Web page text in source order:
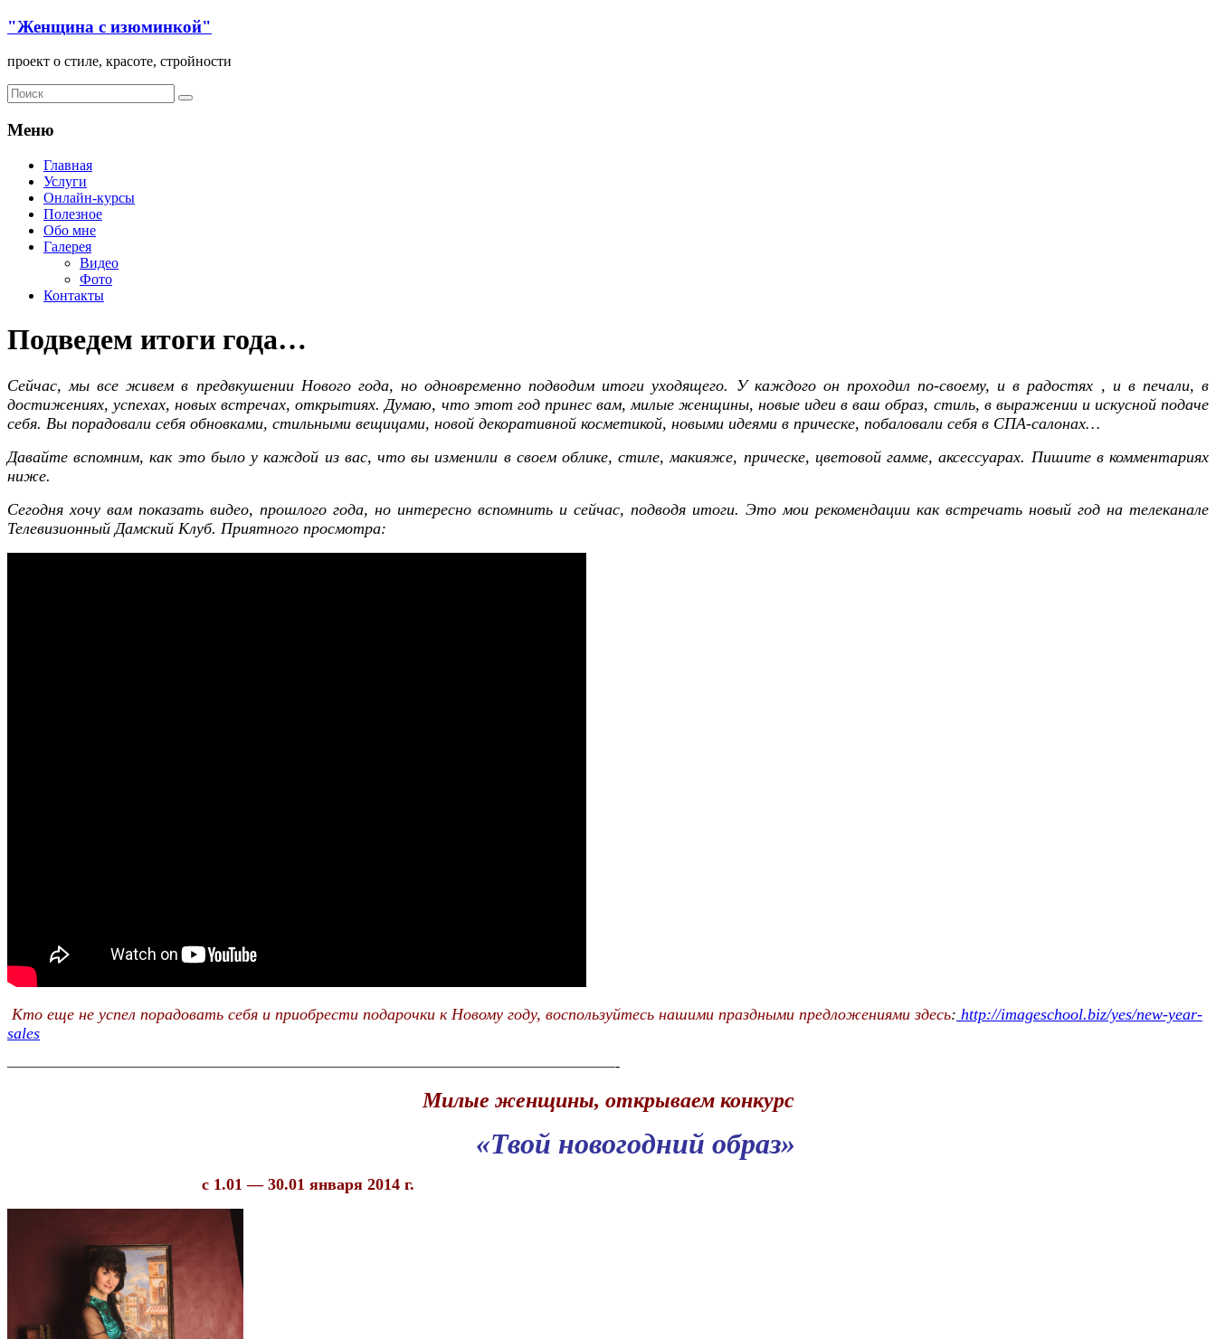
"Женщина с изюминкой"
проект о стиле, красоте, стройности
Меню
Главная
Услуги
Онлайн-курсы
Полезное
Обо мне
Галерея
Видео
Фото
Контакты
Подведем итоги года…
Сейчас, мы все живем в предвкушении Нового года, но одновременно подводим итоги уходящего. У каждого он проходил по-своему, и в радостях , и в печали, в
достижениях, успехах, новых встречах, открытиях. Думаю, что этот год принес вам, милые женщины, новые идеи в ваш образ, стиль, в выражении и искусной подаче
себя. Вы порадовали себя обновками, стильными вещицами, новой декоративной косметикой, новыми идеями в прическе, побаловали себя в СПА-салонах…
Давайте вспомним, как это было у каждой из вас, что вы изменили в своем облике, стиле, макияже, прическе, цветовой гамме, аксессуарах. Пишите в комментариях
ниже.
Сегодня хочу вам показать видео, прошлого года, но интересно вспомнить и сейчас, подводя итоги. Это мои рекомендации как встречать новый год на телеканале
Телевизионный Дамский Клуб. Приятного просмотра:
Кто еще не успел порадовать себя и приобрести подарочки к Новому году, воспользуйтесь нашими праздными предложениями здесь: http://imageschool.biz/yes/new-year-
sales
——————————————————————————————————————————-
Милые женщины, открываем конкурс
«Твой новогодний образ»
с 1.01 — 30.01 января 2014 г.